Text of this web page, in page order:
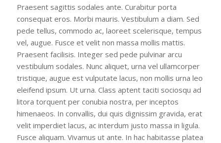
Praesent sagittis sodales ante. Curabitur porta
consequat eros. Morbi mauris. Vestibulum a diam. Sed
pede tellus, commodo ac, laoreet scelerisque, tempus
vel, augue. Fusce et velit non massa mollis mattis.
Praesent facilisis. Integer sed pede pulvinar arcu
vestibulum sodales. Nunc aliquet, urna vel ullamcorper
tristique, augue est vulputate lacus, non mollis urna leo
eleifend ipsum. Ut urna. Class aptent taciti sociosqu ad
litora torquent per conubia nostra, per inceptos
himenaeos. In convallis, dui quis dignissim gravida, erat
velit imperdiet lacus, ac interdum justo massa in ligula.
Fusce aliquam. Vivamus ut ante. In hac habitasse platea